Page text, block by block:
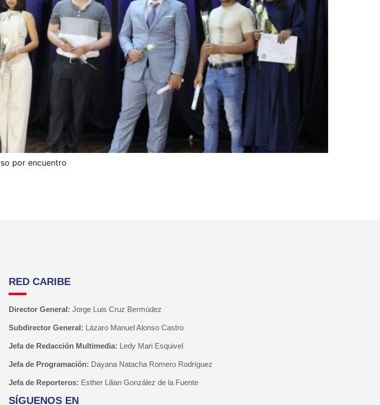
por encuentro
RED CARIBE
Director General: Jorge Luis Cruz Bermúdez
Subdirector General: Lázaro Manuel Alonso Castro
Jefa de Redacción Multimedia: Ledy Mari Esquivel
Jefa de Programación: Dayana Natacha Romero Rodríguez
Jefa de Reporteros: Esther Lilian González de la Fuente
SÍGUENOS EN